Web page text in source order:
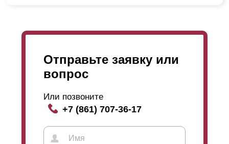
Отправьте заявку или
вопрос
Или позвоните
+7 (861) 707-36-17